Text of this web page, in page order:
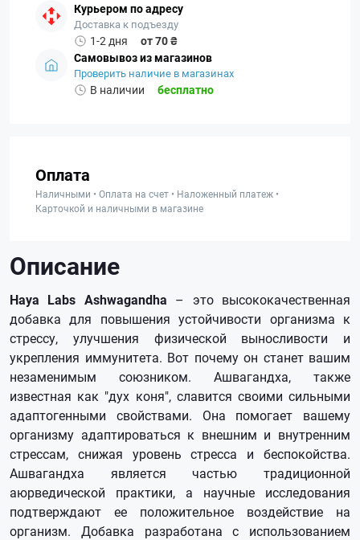
Курьером по адресу
Доставка к подъезду
1-2 дня
от 70 ₴
Самовывоз из магазинов
Проверить наличие в магазинах
В наличии бесплатно
Оплата
Наличными • Оплата на счет • Наложенный платеж •
Карточкой и наличными в магазине
Описание
Haya Labs Ashwagandha – это высококачественная
добавка для повышения устойчивости организма к
стрессу, улучшения физической выносливости и
укрепления иммунитета. Вот почему он станет вашим
незаменимым союзником. Ашвагандха, также
известная как "дух коня", славится своими сильными
адаптогенными свойствами. Она помогает вашему
организму адаптироваться к внешним и внутренним
стрессам, снижая уровень стресса и беспокойства.
Ашвагандха является частью традиционной
аюрведической практики, а научные исследования
подтверждают ее положительное воздействие на
организм. Добавка разработана с использованием